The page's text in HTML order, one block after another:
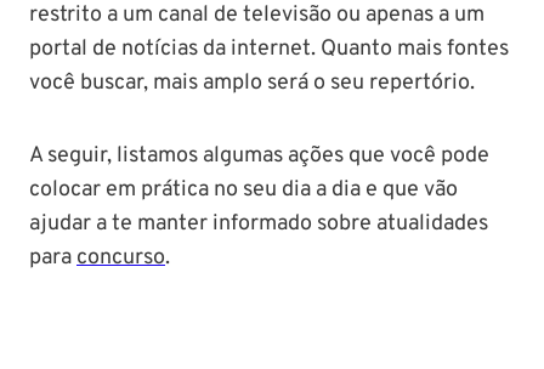
restrito a um canal de televisão ou apenas a um
portal de notícias da internet. Quanto mais fontes
você buscar, mais amplo será o seu repertório.
A seguir, listamos algumas ações que você pode
colocar em prática no seu dia a dia e que vão
ajudar a te manter informado sobre atualidades
paraconcurso.